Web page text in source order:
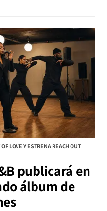
LOVE Y ESTRENA REACH OUT
publicará en
álbum de